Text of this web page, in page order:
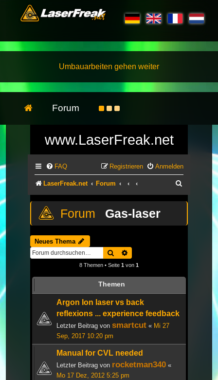
Umbauarbeiten gehen weiter
Forum
www.LaserFreak.net
FAQ Anmelden
Registrieren
LaserFreak.net Forum
Gas-laser
Neues Thema
Suche
8 Themen • Seite 1 von 1
Themen
Argon Ion laser vs back
reflexions ... experience feedback
Letzter Beitrag von smartcut « Mi 27
Sep, 2017 10:20 pm
Manual for CVL needed
Letzter Beitrag von rocketman340 «
Mo 17 Dez, 2012 5:25 pm